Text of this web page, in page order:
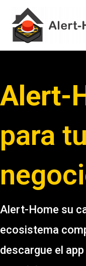
contenido
Alert-
para
Alert-Home su
ecosistema
descargue el